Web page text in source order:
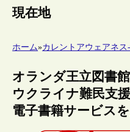
現在地
ホーム»カレントアウェアネス
オランダ王立図書館
ウクライナ難民支
電子書籍サービス